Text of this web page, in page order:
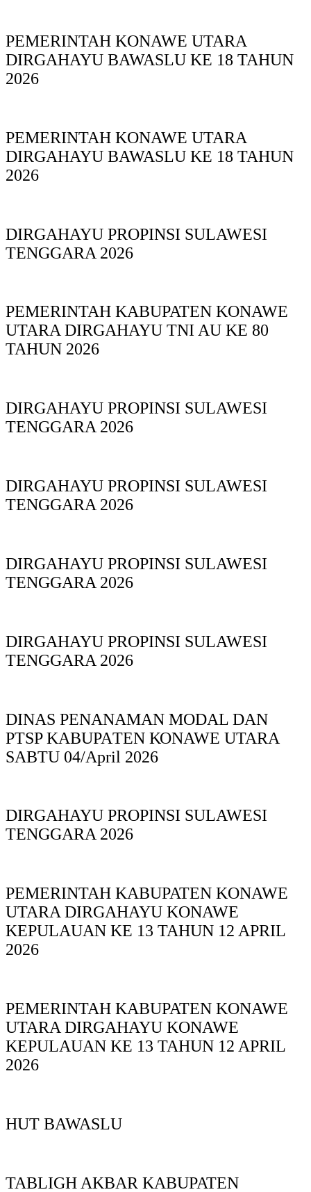
PEMERINTAH KONAWE UTARA
DIRGAHAYU BAWASLU KE 18 TAHUN
2026
PEMERINTAH KONAWE UTARA
DIRGAHAYU BAWASLU KE 18 TAHUN
2026
DIRGAHAYU PROPINSI SULAWESI
TENGGARA 2026
PEMERINTAH KABUPATEN KONAWE
UTARA DIRGAHAYU TNI AU KE 80
TAHUN 2026
DIRGAHAYU PROPINSI SULAWESI
TENGGARA 2026
DIRGAHAYU PROPINSI SULAWESI
TENGGARA 2026
DIRGAHAYU PROPINSI SULAWESI
TENGGARA 2026
DIRGAHAYU PROPINSI SULAWESI
TENGGARA 2026
DINAS PΕΝΑΝΑΜAN MODAL DAN
PTSP KABUPAΤΕΝ ΚΟNAWE UTARA
SABTU 04/April 2026
DIRGAHAYU PROPINSI SULAWESI
TENGGARA 2026
PEMERINTAH KABUPATEN KONAWE
UTARA DIRGAHAYU KONAWE
KEPULAUAN KE 13 TAHUN 12 APRIL
2026
PEMERINTAH KABUPATEN KONAWE
UTARA DIRGAHAYU KONAWE
KEPULAUAN KE 13 TAHUN 12 APRIL
2026
HUT BAWASLU
TABLIGH AKBAR KABUPATEN